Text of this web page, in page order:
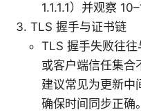
1.1.1.1）并观察
TLS 握手与证书链
TLS 握手失败往往
或客户端信任集合
建议常见为更新中
确保时间同步正确。